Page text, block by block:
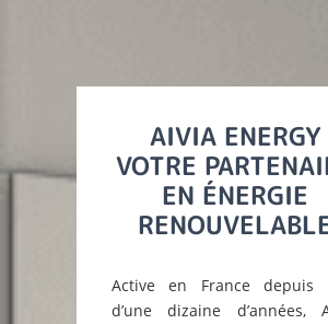
AIVIA ENERGY
VOTRE
EN ÉNERGIE
Active en France depuis
d’une dizaine d’années,